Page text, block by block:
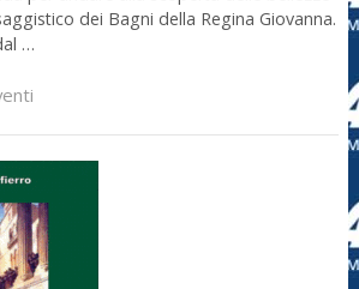
dei Bagni della Regina Giovanna.
…